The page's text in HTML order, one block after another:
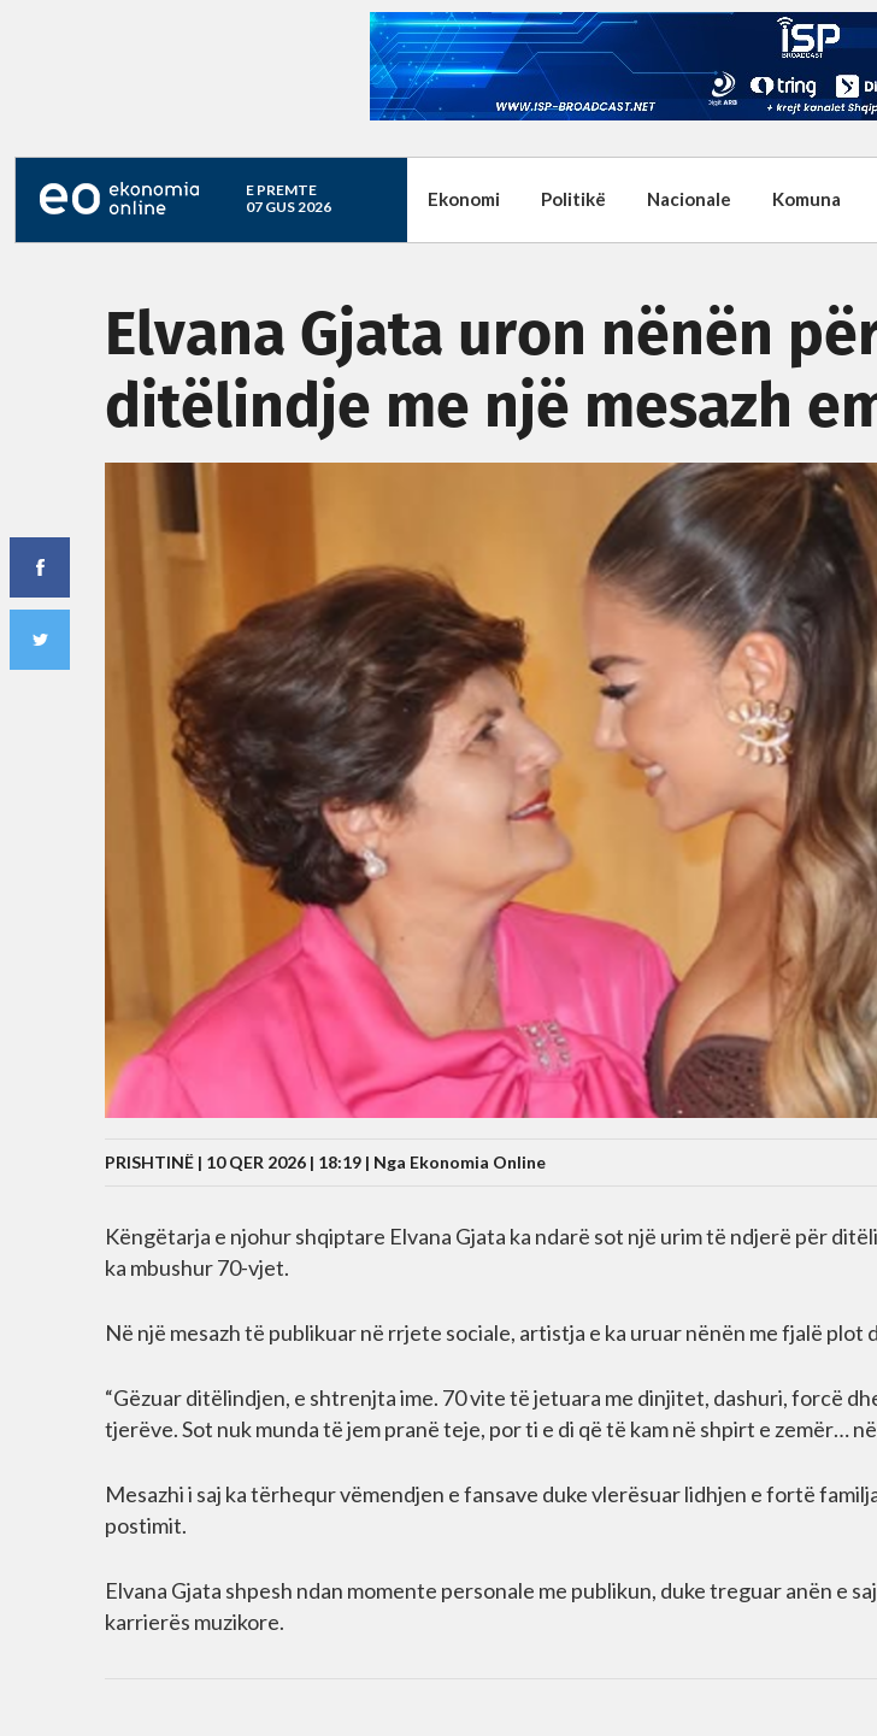
E PREMTE
07 GUS 2026
Ekonomi Politikë Nacionale Komuna
Elvana Gjata uron nënën
ditëlindje me një mesazh
PRISHTINË | 10 QER 2026 | 18:19 | Nga Ekonomia Online
Këngëtarja e njohur shqiptare Elvana Gjata ka ndarë sot një urim të ndjerë për
ka mbushur 70-vjet.
Në një mesazh të publikuar në rrjete sociale, artistja e ka uruar nënën me fjalë plot
“Gëzuar ditëlindjen, e shtrenjta ime. 70 vite të jetuara me dinjitet, dashuri, forcë
tjerëve. Sot nuk munda të jem pranë teje, por ti e di që të kam në shpirt e zemër…
Mesazhi i saj ka tërhequr vëmendjen e fansave duke vlerësuar lidhjen e fortë
postimit.
Elvana Gjata shpesh ndan momente personale me publikun, duke treguar anën e
karrierës muzikore.